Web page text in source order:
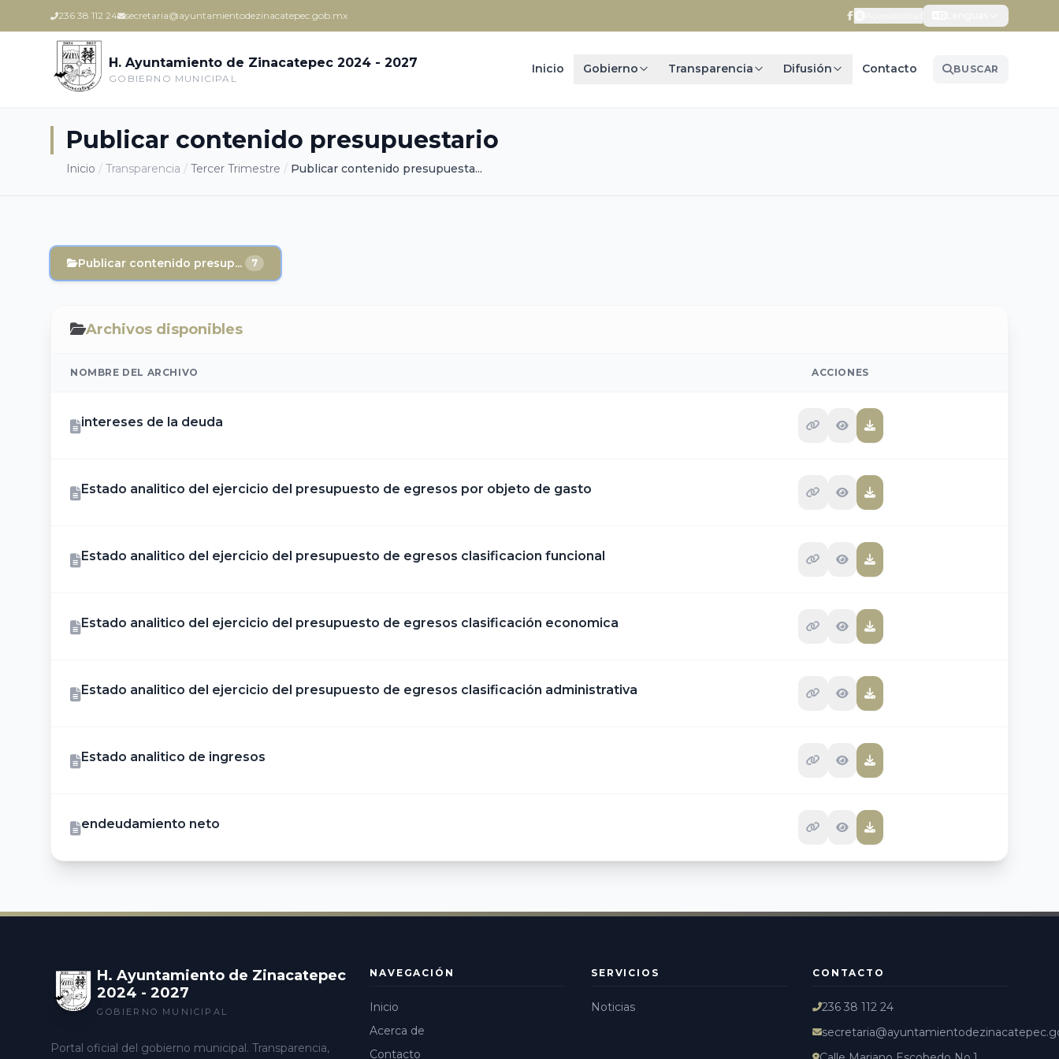
236 38 112 24 secretaria@ayuntamientodezinacatepec.gob.mx
H. Ayuntamiento de Zinacatepec 2024 - 2027
GOBIERNO MUNICIPAL
Inicio Gobierno Transparencia Difusión Contacto BUSCAR
Publicar contenido presupuestario
Inicio / Transparencia / Tercer Trimestre / Publicar contenido presupuesta...
Publicar contenido presup... 7
Archivos disponibles
NOMBRE DEL ARCHIVO ACCIONES
intereses de la deuda
Estado analitico del ejercicio del presupuesto de egresos por objeto de gasto
Estado analitico del ejercicio del presupuesto de egresos clasificacion funcional
Estado analitico del ejercicio del presupuesto de egresos clasificación economica
Estado analitico del ejercicio del presupuesto de egresos clasificación administrativa
Estado analitico de ingresos
endeudamiento neto
H. Ayuntamiento de Zinacatepec
2024 - 2027
GOBIERNO MUNICIPAL
Portal oficial del gobierno municipal. Transparencia,
NAVEGACIÓN
Inicio
Acerca de
Contacto
SERVICIOS
Noticias
CONTACTO
236 38 112 24